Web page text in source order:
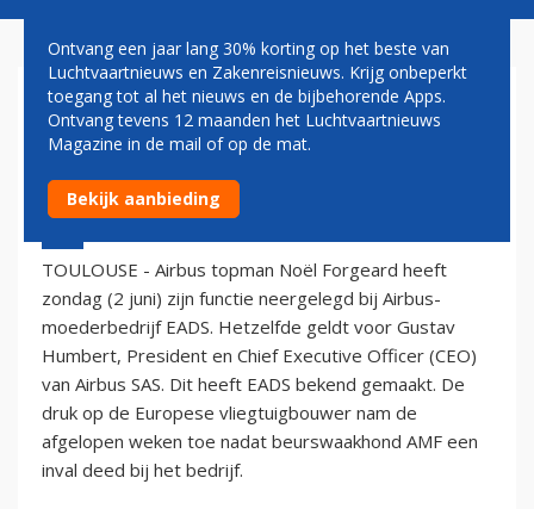
TOPMANNEN AIRBUS LEGGEN
FUNCTIE NEER
2 juli 2006 - 2:00
TOULOUSE - Airbus topman Noël Forgeard heeft
zondag (2 juni) zijn functie neergelegd bij Airbus-
moederbedrijf EADS. Hetzelfde geldt voor Gustav
Humbert, President en Chief Executive Officer (CEO)
van Airbus SAS. Dit heeft EADS bekend gemaakt. De
druk op de Europese vliegtuigbouwer nam de
afgelopen weken toe nadat beurswaakhond AMF een
inval deed bij het bedrijf.
Ontvang een jaar lang 30% korting op het beste van
Luchtvaartnieuws en Zakenreisnieuws. Krijg onbeperkt
toegang tot al het nieuws en de bijbehorende Apps.
Ontvang tevens 12 maanden het Luchtvaartnieuws
Magazine in de mail of op de mat.
Bekijk aanbieding